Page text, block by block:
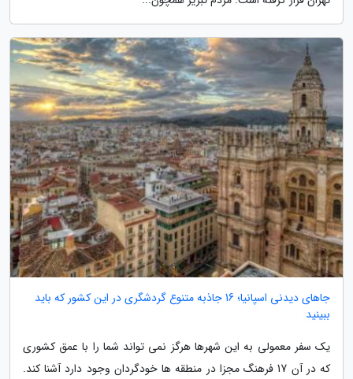
جاهای دیدنی اسپانیا؛ 16 جاذبه متنوع گردشگری در این کشور که باید
ببینید
یک سفر معمولی به این شهرها هرگز نمی تواند شما را با عمق کشوری
که در آن 17 فرهنگ مجزا در منطقه ها خودگردان وجود دارد آشنا کند.